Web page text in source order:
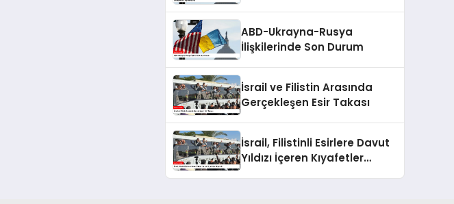
Değerlendirdi
ABD-Ukrayna-Rusya
İlişkilerinde Son Durum
İsrail ve Filistin Arasında
Gerçekleşen Esir Takası
İsrail, Filistinli Esirlere Davut
Yıldızı İçeren Kıyafetler